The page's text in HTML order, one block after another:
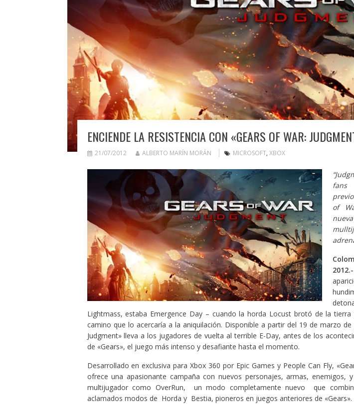
ENCIENDE LA RESISTENCIA CON «GEARS OF WAR:
21/07/2012 ALBERTO MARÍN MORÁN MICROSOFT, XBOX
of
2012.-
Lightmass, estaba Emergence Day – cuando la horda Locust brotó de la
camino que lo acercaría a la aniquilación. Disponible a partir del 19 de marzo de
Judgment» lleva a los jugadores de vuelta al terrible E-Day, antes de los
de «Gears», el juego más intenso y desafiante hasta el momento.
Desarrollado en exclusiva para Xbox 360 por Epic Games y People Can Fly,
ofrece una apasionante campaña con nuevos personajes, armas, enemigos, y
multijugador como OverRun, un modo completamente nuevo que
aclamados modos de Horda y Bestia, pioneros en juegos anteriores de «Gears».